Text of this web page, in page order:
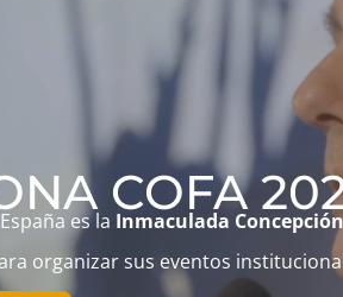
COFA
es la Inmaculada Concepción
organizar sus eventos